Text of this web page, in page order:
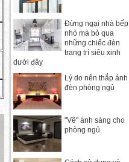
Đừng ngại nhà bếp
nhỏ mà bỏ qua
những chiếc đèn
trang trí siêu xinh
dưới đây
Lý do nên thắp ánh
đèn phòng ngủ
"Vẽ" ánh sáng cho
phòng ngủ.